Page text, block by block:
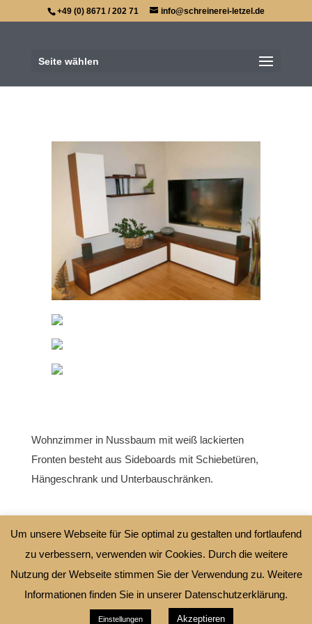
+49 (0) 8671 / 202 71 info@schreinerei-letzel.de
Seite wählen
Wohnzimmer in Nussbaum mit weiß lackierten
Fronten besteht aus Sideboards mit Schiebetüren,
Hängeschrank und Unterbauschränken.
←Rustikaler Eßbereich Eichenkombination→
schreinerei-letzel.de 2019 .Webdesign
SIMSALAMEDIA Monika Vitzthum
Um unsere Webseite für Sie optimal zu gestalten und fortlaufend
zu verbessern, verwenden wir Cookies. Durch die weitere
Nutzung der Webseite stimmen Sie der Verwendung zu. Weitere
Informationen finden Sie in unserer Datenschutzerklärung.
Einstellungen Akzeptieren